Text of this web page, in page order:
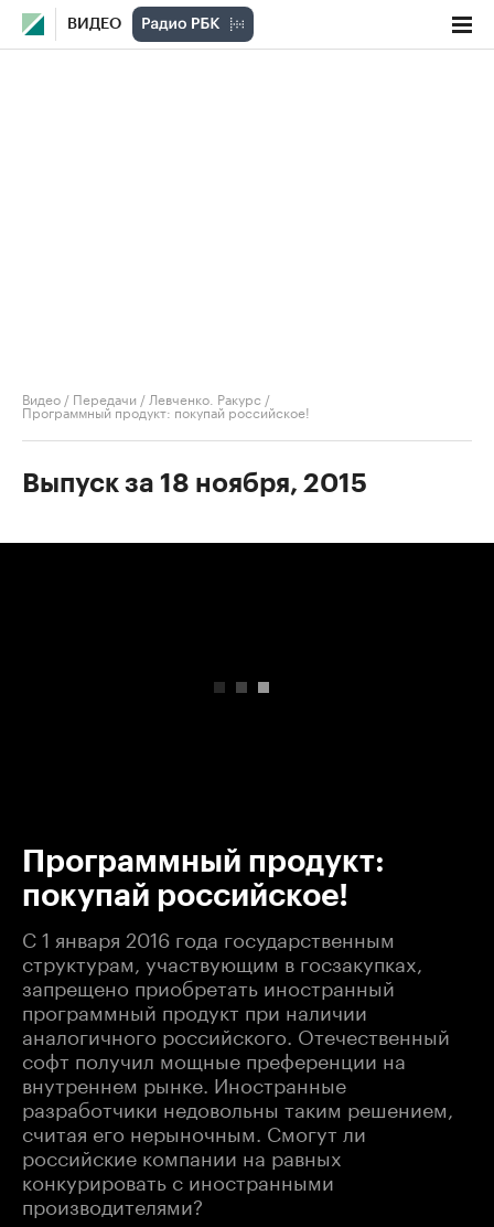
ВИДЕО
Видео / Передачи / Левченко. Ракурс /
Программный продукт: покупай российское!
Выпуск за 18 ноября, 2015
Программный продукт:
покупай российское!
С 1 января 2016 года государственным
структурам, участвующим в госзакупках,
запрещено приобретать иностранный
программный продукт при наличии
аналогичного российского. Отечественный
софт получил мощные преференции на
внутреннем рынке. Иностранные
разработчики недовольны таким решением,
считая его нерыночным. Смогут ли
российские компании на равных
конкурировать с иностранными
производителями?